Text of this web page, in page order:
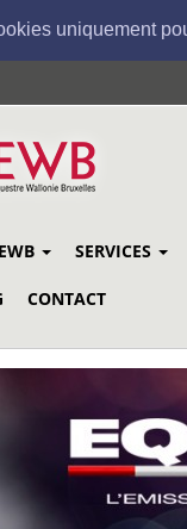
uniquement
SERVICES
CONTACT